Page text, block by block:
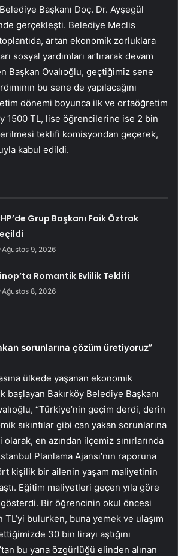
Başkanı Doç. Dr. Ayşegül
gerçekleşti. Belediye Meclis
artan ekonomik zorluklara
sosyal yardımları artırarak devam
Başkan Ovalıoğlu, geçtiğimiz sene
bu sene de yapılacağını
dönemi boyunca ilk ve ortaöğretim
1500 TL, lise öğrencilerine ise 2 bin
teklifi komisyondan geçerek,
kabul edildi.
Grup Başkanı Faik Öztrak
Ağustos 9, 2026
Romantik Evlilik Teklifi
Ağustos 8, 2026
sorunlarına çözüm üretiyoruz”
ülkede yaşanan ekonomik
başlayan Bakırköy Belediye Başkanı
“Türkiye’nin geçim derdi, derin
sıkıntılar gibi can yakan sorunlarına
en azından ilçemiz sınırlarında
Planlama Ajansı’nın raporuna
kişilik bir ailenin yaşam maliyetinin
Eğitim maliyetleri geçen yıla göre
gösterdi. Bir öğrencinin okul öncesi
TL’yi bulurken, buna yemek ve ulaşım
30 bin lirayı aştığını
bu yana özgürlüğü elinden alınan